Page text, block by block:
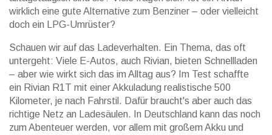
wirklich eine gute Alternative zum Benziner – oder vielleicht
doch ein LPG-Umrüster?
Schauen wir auf das Ladeverhalten. Ein Thema, das oft
untergeht: Viele E-Autos, auch Rivian, bieten Schnellladen
– aber wie wirkt sich das im Alltag aus? Im Test schaffte
ein Rivian R1T mit einer Akkuladung realistische 500
Kilometer, je nach Fahrstil. Dafür braucht's aber auch das
richtige Netz an Ladesäulen. In Deutschland kann das noch
zum Abenteuer werden, vor allem mit großem Akku und